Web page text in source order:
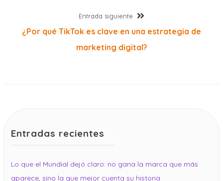
Entrada siguiente
Entrada
siguiente:
¿Por qué TikTok es clave en una estrategia de
marketing digital?
Entradas recientes
Lo que el Mundial dejó claro: no gana la marca que más
aparece, sino la que mejor cuenta su historia